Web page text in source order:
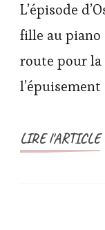
L’épisode
fille au piano
route pour
LIRE l'ARTICLE